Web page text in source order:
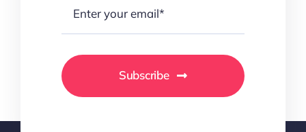
Subscribe